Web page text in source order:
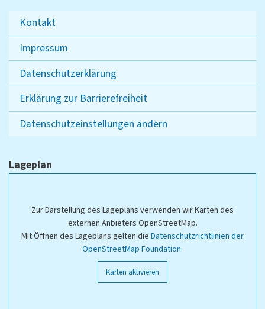
Kontakt
Impressum
Datenschutzerklärung
Erklärung zur Barrierefreiheit
Datenschutzeinstellungen ändern
Lageplan
Zur Darstellung des Lageplans verwenden wir Karten des
externen Anbieters OpenStreetMap.
Mit Öffnen des Lageplans gelten die Datenschutzrichtlinien der
OpenStreetMap Foundation.
Karten aktivieren